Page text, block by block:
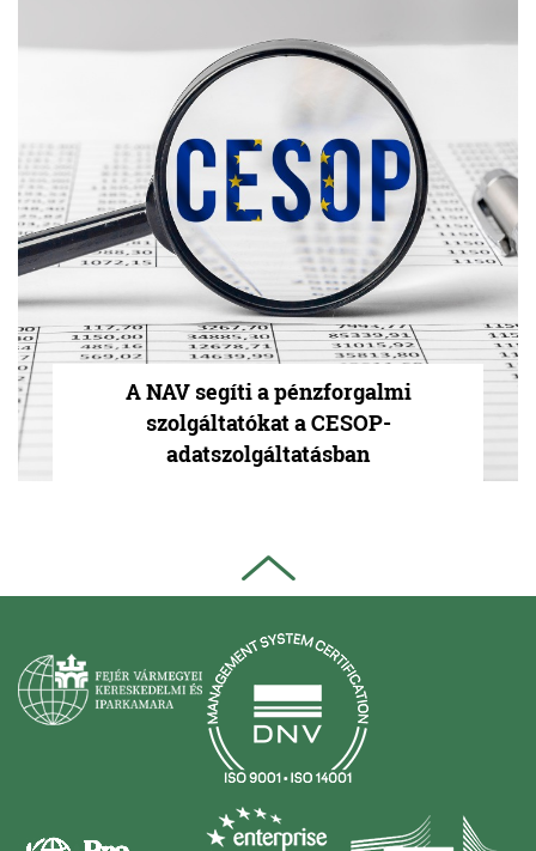
A NAV segíti a pénzforgalmi
szolgáltatókat a CESOP-
adatszolgáltatásban